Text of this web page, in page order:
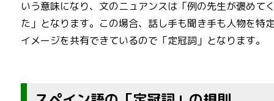
いう意味になり、文のニュアンスは「例の先生が褒めて
た」となります。この場合、話し手も聞き手も人物を特
イメージを共有できているので「定冠詞」となります。